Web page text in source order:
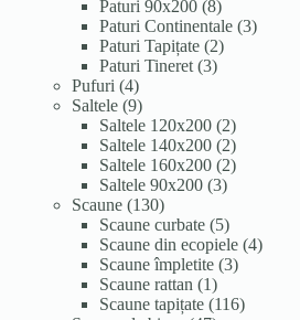
Paturi 90x200 88
produse
Paturi Continentale 33
Paturi Tapițate 22
Paturi Tineret 33
Pufuri 44
produse
Saltele 99
produse
Saltele 120x200 22
produse
Saltele 140x200 22
produse
Saltele 160x200 22
Saltele 90x200 33
Scaune 130130
de
produse
Scaune curbate 55
produse
Scaune din ecopiele 44
Scaune împletite 33
Scaune rattan 11
produs
Scaune tapițate 116116